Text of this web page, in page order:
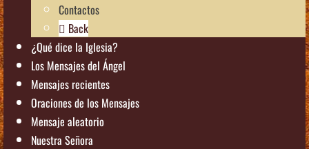
Contactos
Back
¿Qué dice la Iglesia?
Los Mensajes del Ángel
Mensajes recientes
Oraciones de los Mensajes
Mensaje aleatorio
Nuestra Señora